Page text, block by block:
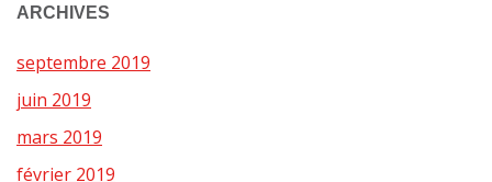
ARCHIVES
septembre 2019
juin 2019
mars 2019
février 2019